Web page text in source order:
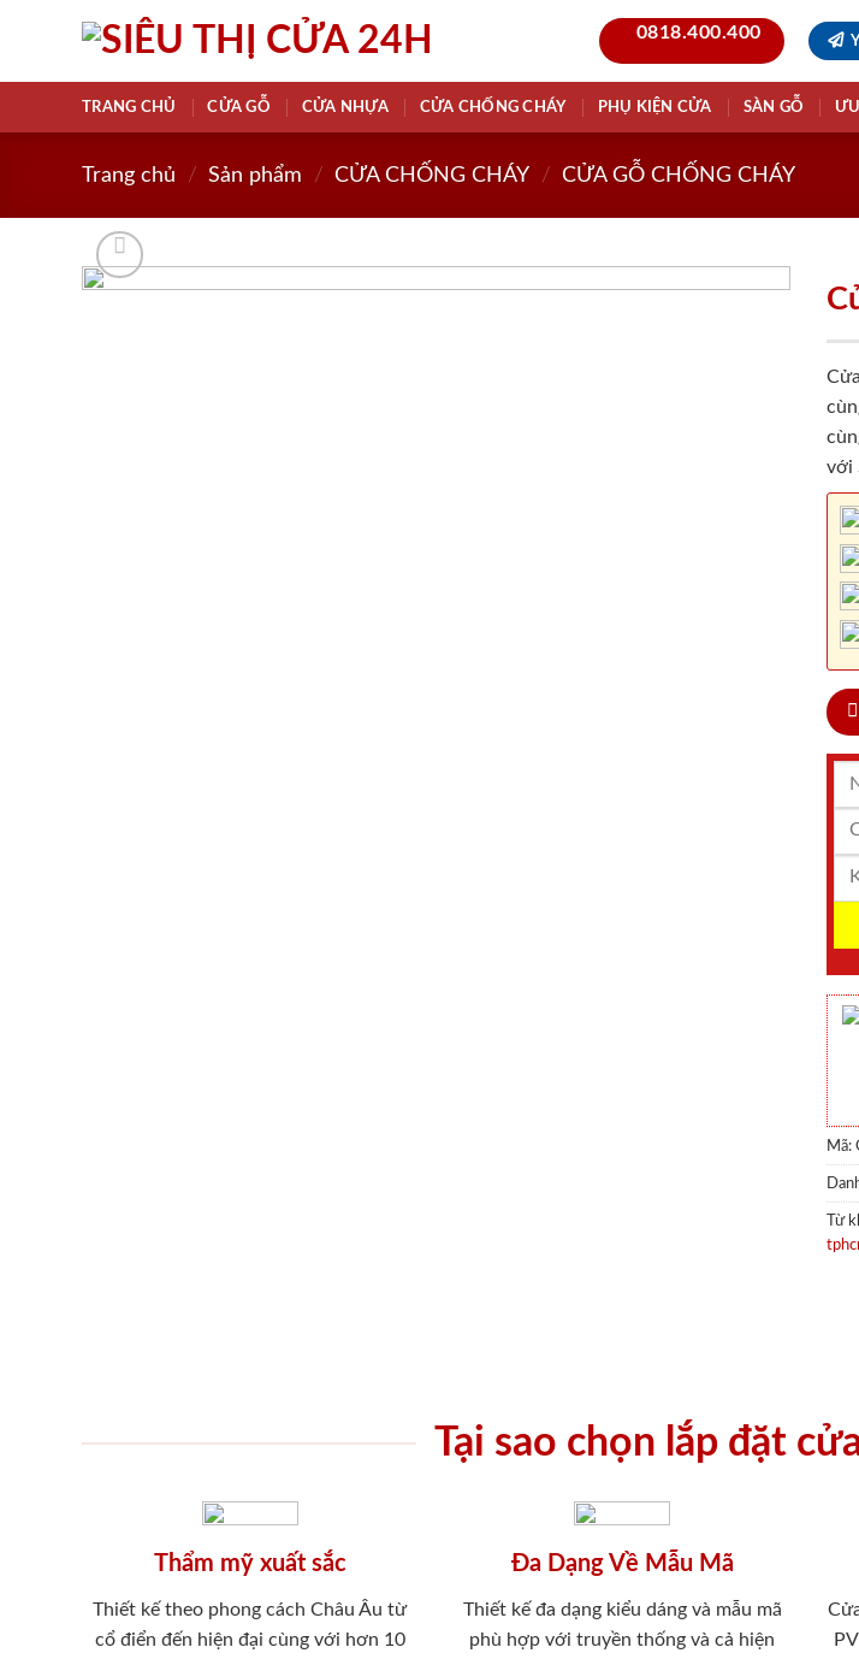
0818.400.400
TRANG CHỦ CỬA GỖ CỬA NHỰA CỬA CHỐNG CHÁY PHỤ KIỆN CỬA SÀN GỖ
Trang chủ / Sản phẩm / CỬA CHỐNG CHÁY / CỬA GỖ CHỐNG CHÁY
với
Mã:
Từ
Tại sao chọn lắp đặt
Thẩm mỹ xuất sắc
Thiết kế theo phong cách Châu Âu từ
cổ điển đến hiện đại cùng với hơn 10
Đa Dạng Về Mẫu Mã
Thiết kế đa dạng kiểu dáng và mẫu mã
phù hợp với truyền thống và cả hiện